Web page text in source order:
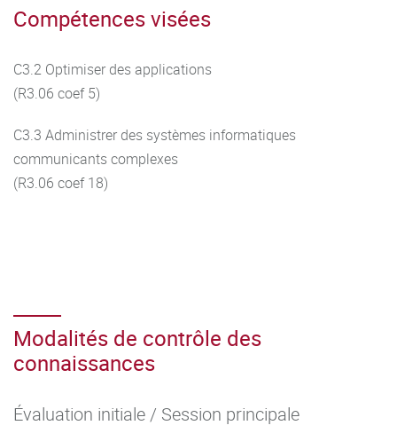
Compétences visées
C3.2 Optimiser des applications
(R3.06 coef 5)
C3.3 Administrer des systèmes informatiques
communicants complexes
(R3.06 coef 18)
Modalités de contrôle des
connaissances
Évaluation initiale / Session principale